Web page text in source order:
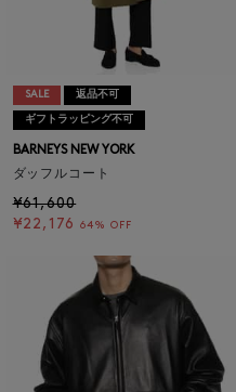
SALE 返品不可
ギフトラッピング不可
BARNEYS NEW YORK
ダッフルコート
¥61,600
¥22,176
64% OFF